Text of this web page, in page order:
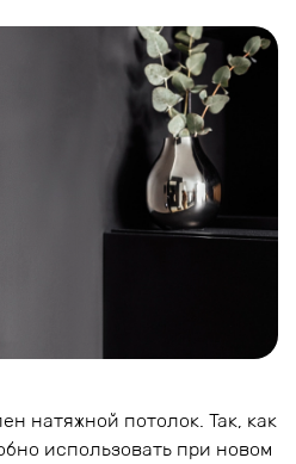
натяжной потолок. Так, как
использовать при новом